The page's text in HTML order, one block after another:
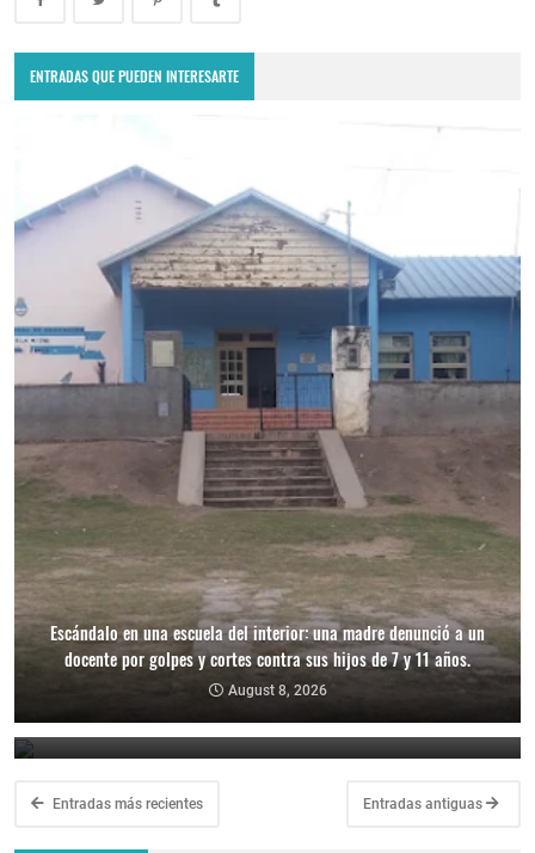
ENTRADAS QUE PUEDEN INTERESARTE
Escándalo en una escuela del interior: una madre denunció a un
docente por golpes y cortes contra sus hijos de 7 y 11 años.
August 8, 2026
Estudiante de 14 años le confesó a su maestra que su primo intentó
abusarla.
August 7, 2026
Entradas más recientes Entradas antiguas